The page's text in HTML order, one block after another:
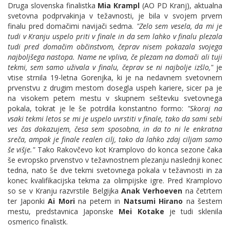
Druga slovenska finalistka Mia Krampl (AO PD Kranj), aktualna
svetovna podprvakinja v težavnosti, je bila v svojem prvem
finalu pred domačimi navijači sedma. "Zelo sem vesela, da mi je
tudi v Kranju uspelo priti v finale in da sem lahko v finalu plezala
tudi pred domačim občinstvom, čeprav nisem pokazala svojega
najboljšega nastopa. Name ne vpliva, če plezam na domači ali tuji
tekmi, sem samo uživala v finalu, čeprav se ni najbolje izšlo,"je
vtise strnila 19-letna Gorenjka, ki je na nedavnem svetovnem
prvenstvu z drugim mestom dosegla uspeh kariere, sicer pa je
na visokem petem mestu v skupnem seštevku svetovnega
pokala, tokrat je le še potrdila konstantno formo: "Skoraj na
vsaki tekmi letos se mi je uspelo uvrstiti v finale, tako da sami sebi
ves čas dokazujem, česa sem sposobna, in da to ni le enkratna
sreča, ampak je finale realen cilj, tako da lahko zdaj ciljam samo
še višje."Tako Rakovčevo kot Kramplovo do konca sezone čaka
še evropsko prvenstvo v težavnostnem plezanju naslednji konec
tedna, nato še dve tekmi svetovnega pokala v težavnosti in za
konec kvalifikacijska tekma za olimpijske igre. Pred Kramplovo
so se v Kranju razvrstile Belgijka Anak Verhoeven na četrtem
ter Japonki Ai Morina petem in Natsumi Hirano na šestem
mestu, predstavnica Japonske Mei Kotake je tudi sklenila
osmerico finalistk.